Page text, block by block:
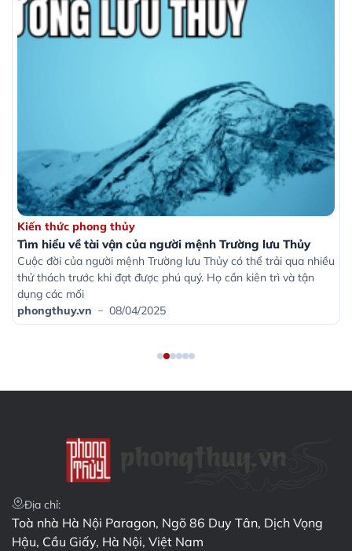
vận của người mệnh Trường lưu Thủy
thủy
vận của người mệnh Trường lưu Thủy
mệnh Trường lưu Thủy có thể trải qua nhiều
đạt được phú quý. Họ cần kiên trì và tận
08/04/2025
Tìm hiểu về
Tìm hiểu về tài
Người mệnh
vận tốt đẹp,
Địa chỉ:
Toà nhà Hà Nội Paragon, Ngõ 86 Duy Tân, Dịch Vọng
Hậu, Cầu Giấy, Hà Nội, Việt Nam